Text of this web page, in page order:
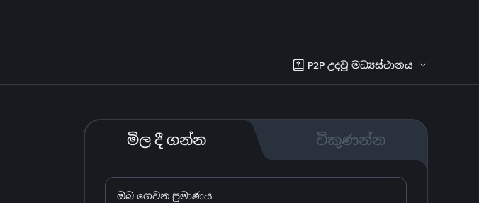
P2P උදවු මධ්‍යස්ථානය
මිල දී ගන්න විකුණන්න
ඔබ ගෙවන ප්‍රමාණය